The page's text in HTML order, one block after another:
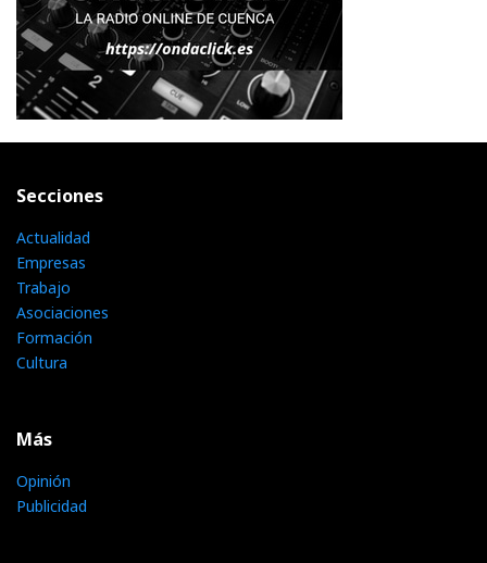
Secciones
Actualidad
Empresas
Trabajo
Asociaciones
Formación
Cultura
Más
Opinión
Publicidad